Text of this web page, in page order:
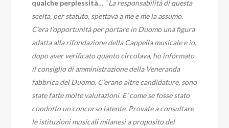
qualche perplessità… “La responsabilità di questa
scelta, per statuto, spettava a me e me la assumo.
C’era l’opportunità per portare in Duomo una figura
adatta alla rifondazione della Cappella musicale e io,
dopo aver verificato quanto circolava, ho informato
il consiglio di amministrazione della Veneranda
fabbrica del Duomo. C’erano altre candidature, sono
state fatte molte valutazioni. E’ come se fosse stato
condotto un concorso latente. Provate a consultare
le istituzioni musicali milanesi a proposito del